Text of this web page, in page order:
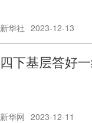
新华社 2023-12-13
四下基层答好
新华网 2023-12-11